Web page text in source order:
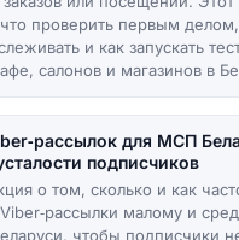
проверить первым
и как запускать
салонов и магазинов в
для МСП
подписчиков
о том, сколько и как
Viber‑рассылки малому и
чтобы подписчики